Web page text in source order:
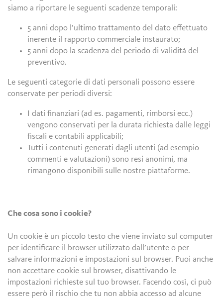
siamo a riportare le seguenti scadenze temporali:
5 anni dopo l’ultimo trattamento del dato effettuato
inerente il rapporto commerciale instaurato;
5 anni dopo la scadenza del periodo di validitá del
preventivo.
Le seguenti categorie di dati personali possono essere
conservate per periodi diversi:
I dati finanziari (ad es. pagamenti, rimborsi ecc.)
vengono conservati per la durata richiesta dalle leggi
fiscali e contabili applicabili;
Tutti i contenuti generati dagli utenti (ad esempio
commenti e valutazioni) sono resi anonimi, ma
rimangono disponibili sulle nostre piattaforme.
Che cosa sono i cookie?
Un cookie è un piccolo testo che viene inviato sul computer
per identificare il browser utilizzato dall’utente o per
salvare informazioni e impostazioni sul browser. Puoi anche
non accettare cookie sul browser, disattivando le
impostazioni richieste sul tuo browser. Facendo così, ci può
essere però il rischio che tu non abbia accesso ad alcune